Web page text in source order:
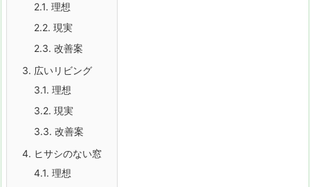
2.1. 理想
2.2. 現実
2.3. 改善案
3. 広いリビング
3.1. 理想
3.2. 現実
3.3. 改善案
4. ヒサシのない窓
4.1. 理想